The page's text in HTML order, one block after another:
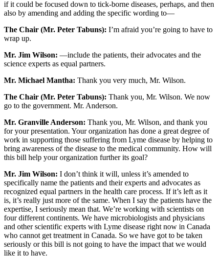
if it could be focused down to tick-borne diseases, perhaps, and then
also by amending and adding the specific wording to—
The Chair (Mr. Peter Tabuns): I’m afraid you’re going to have to
wrap up.
Mr. Jim Wilson: —include the patients, their advocates and the
science experts as equal partners.
Mr. Michael Mantha: Thank you very much, Mr. Wilson.
The Chair (Mr. Peter Tabuns): Thank you, Mr. Wilson. We now
go to the government. Mr. Anderson.
Mr. Granville Anderson: Thank you, Mr. Wilson, and thank you
for your presentation. Your organization has done a great degree of
work in supporting those suffering from Lyme disease by helping to
bring awareness of the disease to the medical community. How will
this bill help your organization further its goal?
Mr. Jim Wilson: I don’t think it will, unless it’s amended to
specifically name the patients and their experts and advocates as
recognized equal partners in the health care process. If it’s left as it
is, it’s really just more of the same. When I say the patients have the
expertise, I seriously mean that. We’re working with scientists on
four different continents. We have microbiologists and physicians
and other scientific experts with Lyme disease right now in Canada
who cannot get treatment in Canada. So we have got to be taken
seriously or this bill is not going to have the impact that we would
like it to have.